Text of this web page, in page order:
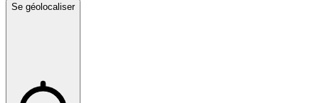
Se géolocaliser